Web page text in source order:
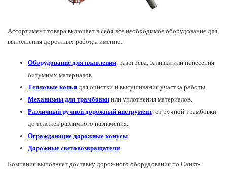
Ассортимент товара включает в себя все необходимое оборудование для
выполнения дорожных работ, а именно:
Оборудование для плавления, разогрева, заливки или нанесения
битумных материалов.
Тепловые копья для очистки и высушивания участка работы.
Механизмы для трамбовки или уплотнения материалов.
Различный ручной дорожный инструмент, от ручной трамбовки
до тележек различного назначения.
Ограждающие дорожные конусы.
Дорожные световозвращатели.
Компания выполняет доставку дорожного оборудования по Санкт-